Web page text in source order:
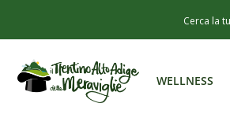
WELLNESS
WELLNESS